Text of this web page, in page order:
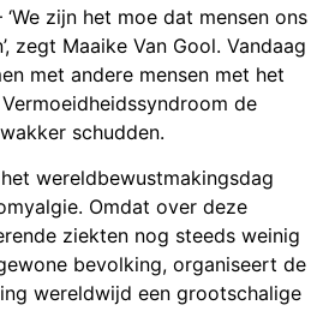
‘We zijn het moe dat mensen ons
zegt Maaike Van Gool. Vandaag
met andere mensen met het
de
schudden.
wereldbewustmakingsdag
Omdat over deze
ziekten nog steeds weinig
bevolking, organiseert de
wereldwijd een grootschalige